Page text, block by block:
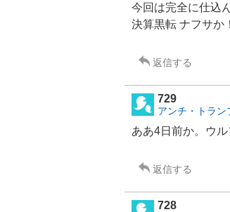
今回は完全に仕込
決算黒転 ナフサか
返信する
729
アンチ・トラン
ああ4日前か。ウ
返信する
728